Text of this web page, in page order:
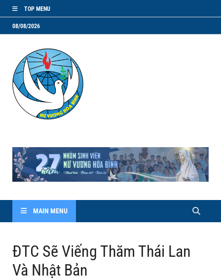
TOP MENU
08/08/2026
MAIN MENU
ĐTC Sẽ Viếng Thăm Thái Lan
Và Nhật Bản